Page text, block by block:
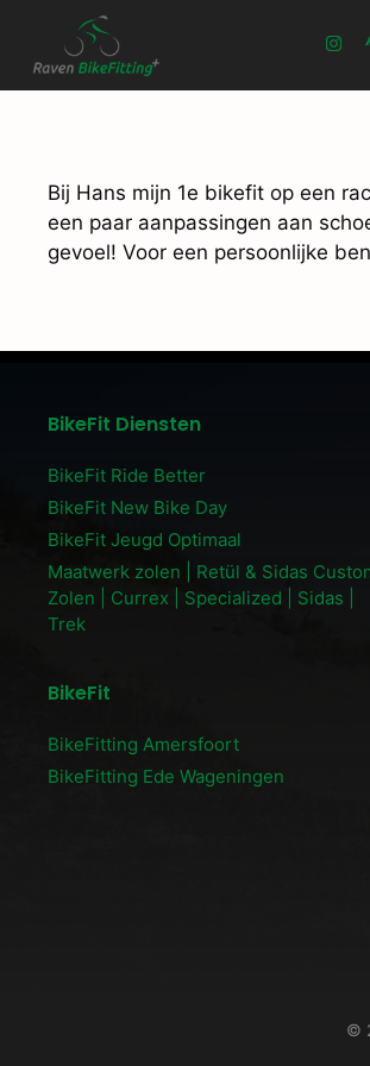
Bij Hans mijn 1e bikefit op een
een paar aanpassingen aan
gevoel! Voor een persoonlijke
BikeFit Diensten
BikeFit Ride Better
BikeFit New Bike Day
BikeFit Jeugd Optimaal
Maatwerk zolen | Retül & Sidas
Zolen | Currex | Specialized | Sidas |
Trek
BikeFit
BikeFitting Amersfoort
BikeFitting Ede Wageningen
©